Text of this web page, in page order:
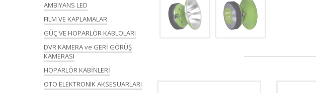
AMBIYANS LED
FILM VE KAPLAMALAR
GÜÇ VE HOPARLÖR KABLOLARI
DVR KAMERA ve GERİ GÖRÜŞ
KAMERASI
HOPARLÖR KABİNLERİ
OTO ELEKTRONIK AKSESUARLARI